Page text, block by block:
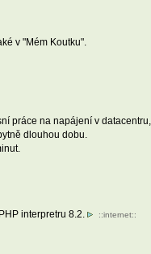
v "Mém Koutku".
práce na napájení v
dlouhou dobu.
interpretru 8.2. ::internet::